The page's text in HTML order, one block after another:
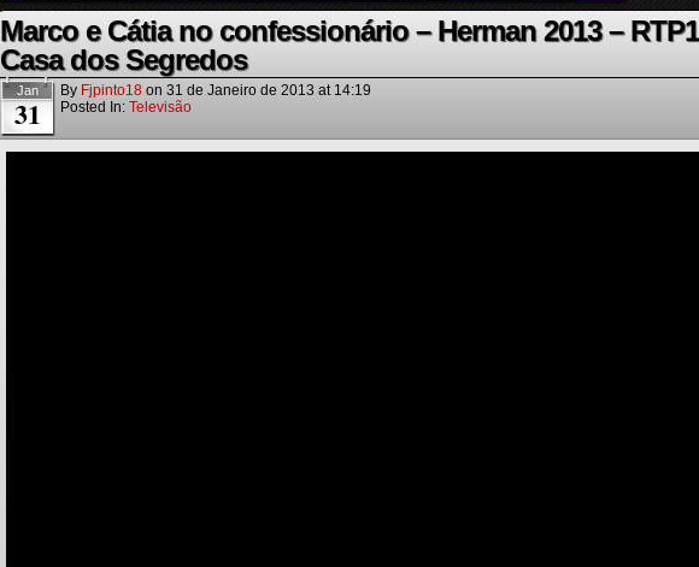
Marco e Cátia no confessionário – Herman 2013 –
Casa dos Segredos
Jan
31
By Fjpinto18 on 31 de Janeiro de 2013 at 14:19
Posted In: Televisão